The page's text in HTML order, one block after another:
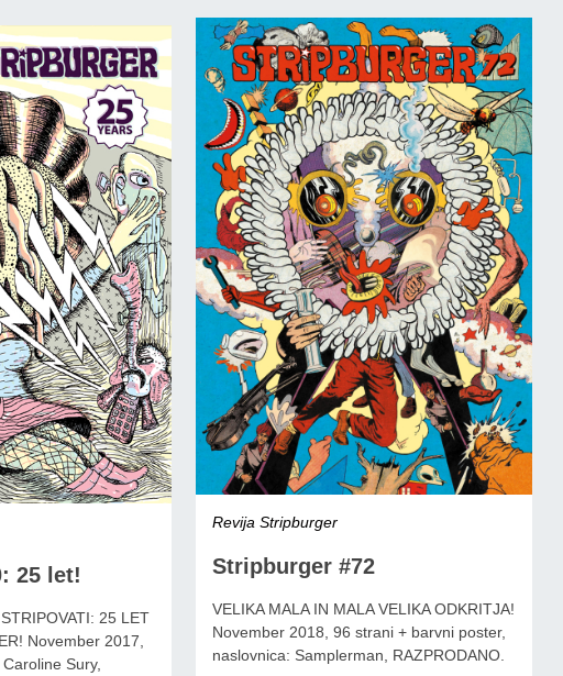
Revija Stripburger
Stripburger #72
VELIKA MALA IN MALA VELIKA ODKRITJA!
November 2018, 96 strani + barvni poster,
naslovnica: Samplerman, RAZPRODANO.
25 let!
25 LET
November 2017,
Sury,